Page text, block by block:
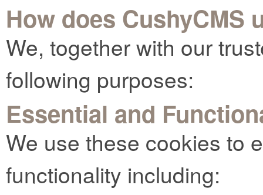
How does CushyCMS
We, together with our
following purposes:
Essential and
We use these cookies to
functionality including: